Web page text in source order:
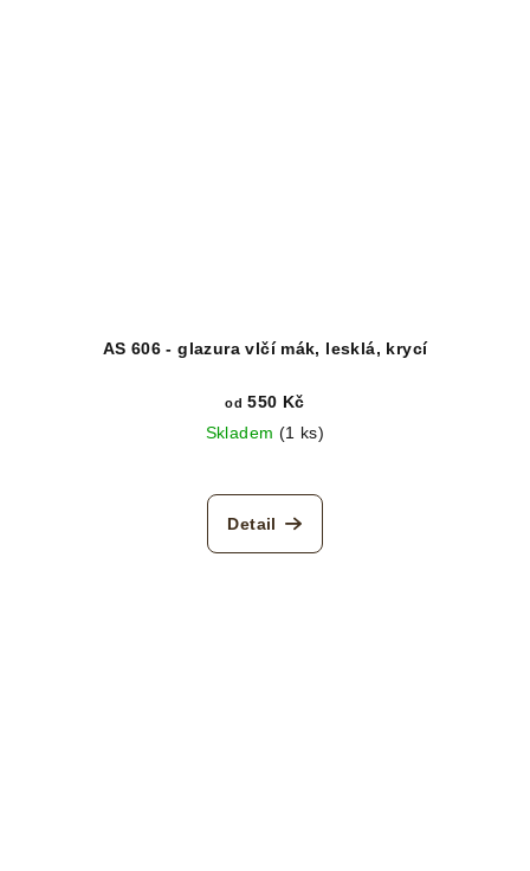
AS 606 - glazura vlčí mák, lesklá, krycí
od 550 Kč
Skladem (1 ks)
Detail